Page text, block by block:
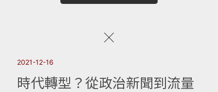
2021-12-16
時代轉型？從政治新聞到流量